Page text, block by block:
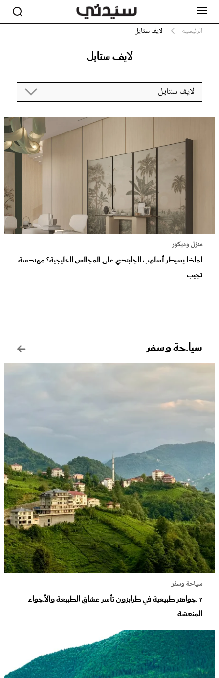
الرئيسية لايف ستايل
لايف ستايل
لايف ستايل
منزل وديكور
لماذا يسيطر أسلوب الجابندي على المجالس الخليجية؟ مهندسة
تجيب
سياحة وسفر
سياحة وسفر
7 جواهر طبيعية في طرابزون تأسر عشاق الطبيعة والأجواء
المنعشة
أناقة
جمال
صحة ورشاقة
مطبخ سيدتي
مقالات الرأي
عروس سيدتي
مجلة سيدتي